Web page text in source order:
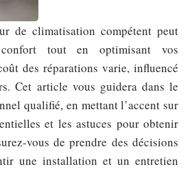
de climatisation compétent peut
tout en optimisant vos
des réparations varie, influencé
Cet article vous guidera dans le
qualifié, en mettant l’accent sur
et les astuces pour obtenir
vous de prendre des décisions
une installation et un entretien